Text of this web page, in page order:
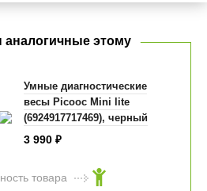
аналогичные этому
Умные диагностические
весы Picooc Mini lite
(6924917717469), черный
3 990 ₽
товара